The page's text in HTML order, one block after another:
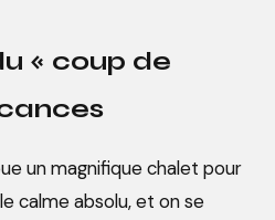
« coup de
un magnifique chalet pour
calme absolu, et on se